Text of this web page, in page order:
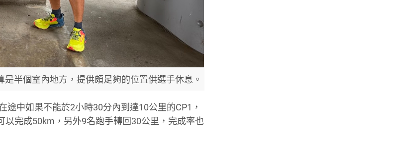
半個室內地方，提供頗足夠的位置供選手休息。
中如果不能於2小時30分內到達10公里的CP1，
完成50km，另外9名跑手轉回30公里，完成率也